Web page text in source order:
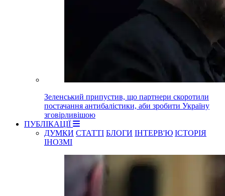
Зеленський припустив, що партнери скоротили
постачання антибалістики, аби зробити Україну
зговірливішою
ПУБЛІКАЦІЇ
ДУМКИ СТАТТІ БЛОГИ ІНТЕРВ'Ю ІСТОРІЯ
ІНОЗМІ